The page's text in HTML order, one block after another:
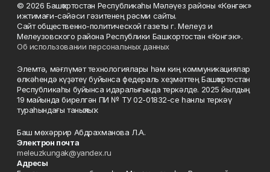
© 2026 Башҡортостан Республикаһы Мәләүез районы «Көнгәк»
ижтимағи-сәйәси гәзитенең рәсми сайты.
Сайт общественно-политической газеты г. Мелеуз и
Мелеузовского района Республики Башкортостан «Конгэк».
Об использовании персональных данных
Элемтә, мәғлүмәт технологиялары һәм киң коммуникациялар
өлкәһендә күҙәтеү буйынса федераль хеҙмәттең Башҡортостан
Республикаһы буйынса идаралығында теркәлде. 2025 йылдың
19 майында бирелгән ПИ № ТУ 02-01832-се һанлы теркәү
тураһындағы таныҡлыҡ.
Баш мөхәррир Абдрахманова Л.А.
Электрон почта
meleuzkungak@yandex.ru
Адресы